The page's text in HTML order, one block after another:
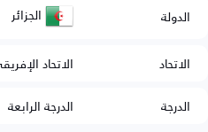
الدولة الجزائر
الاتحاد
الاتحاد
الدرجة
الدرجة الرابعة